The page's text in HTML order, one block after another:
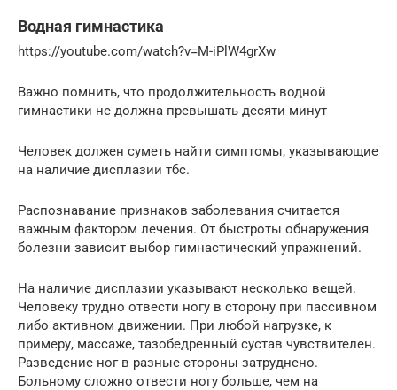
Водная гимнастика
https://youtube.com/watch?v=M-iPlW4grXw
Важно помнить, что продолжительность водной
гимнастики не должна превышать десяти минут
Человек должен суметь найти симптомы, указывающие
на наличие дисплазии тбс.
Распознавание признаков заболевания считается
важным фактором лечения. От быстроты обнаружения
болезни зависит выбор гимнастический упражнений.
На наличие дисплазии указывают несколько вещей.
Человеку трудно отвести ногу в сторону при пассивном
либо активном движении. При любой нагрузке, к
примеру, массаже, тазобедренный сустав чувствителен.
Разведение ног в разные стороны затруднено.
Больному сложно отвести ногу больше, чем на